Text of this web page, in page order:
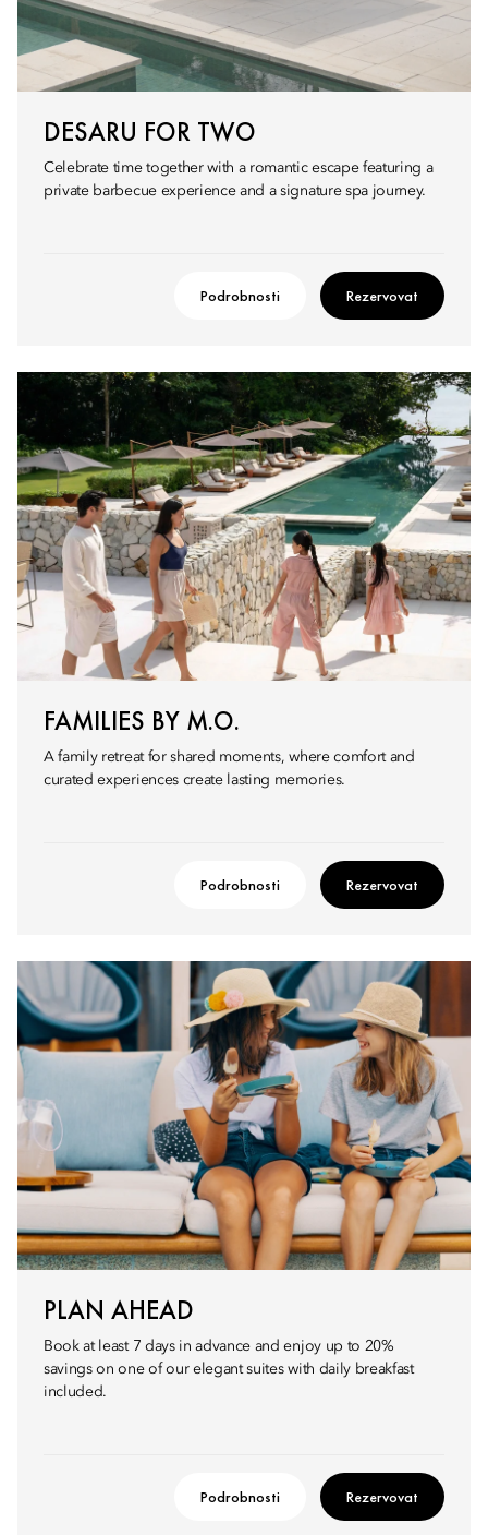
DESARU FOR TWO
Celebrate time together with a romantic escape featuring a
private barbecue experience and a signature spa journey.​
Podrobnosti Rezervovat
FAMILIES BY M.O.
A family retreat for shared moments, where comfort and
curated experiences create lasting memories.
Podrobnosti Rezervovat
PLAN AHEAD
Book at least 7 days in advance and enjoy up to 20%
savings on one of our elegant suites with daily breakfast
included.
Podrobnosti Rezervovat